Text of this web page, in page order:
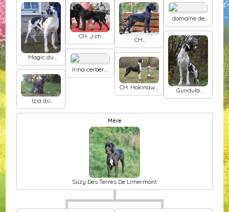
Magic du
domaine du
rupt de mad
Izia du
domaine de
Shanne
CH. J ch
jaaphar de
L'Harnois
Irina cerbere
d'eyjeaux
CH.
Maraschino
modry efekt
CH. Hokinawa
du paradis
domaine de
kalkis Kalif
Gundula
d'Iskandar
Mère
Suzy Des Terres De Limermont